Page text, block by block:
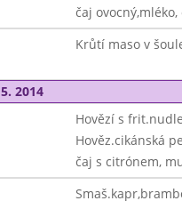
čaj
Krůtí maso v
2014
Hovězí s
Hověz.cikánská
čaj s citrónem,